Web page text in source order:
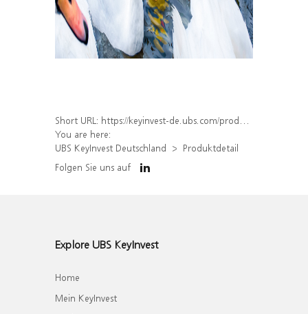
Short URL: https://keyinvest-de.ubs.com/produkt/detail/index/isin/DE000WA79880
You are here:
UBS KeyInvest Deutschland
Produktdetail
Folgen Sie uns auf
Explore UBS KeyInvest
Home
Mein KeyInvest